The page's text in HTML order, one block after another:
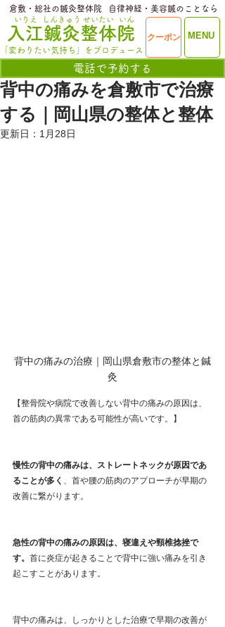
ME
​入江鍼灸整体院
いりえ
MENU
クーポン
電話で予約する
せいたい
しんきゅう いん
「変わりたい気持ち」をプロデュース
​倉敷・総社の鍼灸整体院 ​自律神経・美容鍼のことなら
背中の痛みを倉敷市で治療
する｜岡山県の整体と整体
更新日： 1月28日
背中の痛みの治療｜岡山県倉敷市の整体と鍼
灸
【整骨院や病院で改善しない背中の痛みの原因は、
首の筋肉の異常である可能性が高いです。】
慢性の背中の痛みは、ストレートネックが原因であ
ることが多く 、首や腰の筋肉のアプローチが早期の
改善に繋がります。
急性の背中の痛みの原因は、寝違えや頸椎捻挫で
す。 首に炎症が起きることで背中に強い痛みを引き
起こすことがあります。
背中の痛みは、しっかりとした治療で早期の改善が